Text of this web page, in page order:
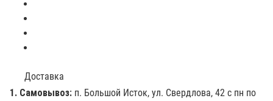
Доставка
1. Самовывоз: п. Большой Исток, ул. Свердлова, 42 с пн по